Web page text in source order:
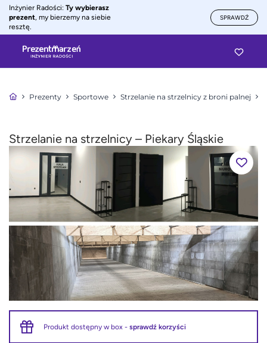
Inżynier Radości: Ty wybierasz
prezent, my bierzemy na siebie
resztę.
SPRAWDŹ
Prezenty Sportowe Strzelanie na strzelnicy z broni palnej
Strzelanie na strzelnicy – Piekary Śląskie
Produkt dostępny w box - sprawdź korzyści